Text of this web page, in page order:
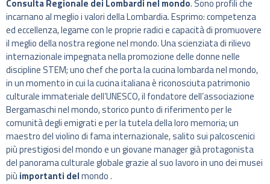
Consulta Regionale dei Lombardi nel mondo. Sono profili che
incarnano al meglio i valori della Lombardia. Esprimo: competenza
ed eccellenza, legame con le proprie radici e capacità di promuovere
il meglio della nostra regione nel mondo. Una scienziata di rilievo
internazionale impegnata nella promozione delle donne nelle
discipline STEM; uno chef che porta la cucina lombarda nel mondo,
in un momento in cui la cucina italiana è riconosciuta patrimonio
culturale immateriale dell’UNESCO, il fondatore dell’associazione
Bergamaschi nel mondo, storico punto di riferimento per le
comunità degli emigrati e per la tutela della loro memoria; un
maestro del violino di fama internazionale, salito sui palcoscenici
più prestigiosi del mondo e un giovane manager già protagonista
del panorama culturale globale grazie al suo lavoro in uno dei musei
più importanti delmondo.